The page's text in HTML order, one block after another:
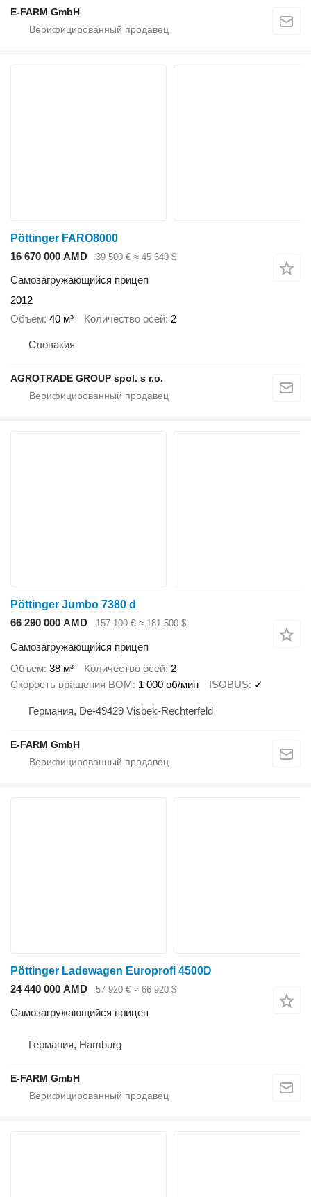
E-FARM GmbH
Pöttinger FARO8000
16 670 000 AMD
39 500 € ≈ 45 640 $
Самозагружающийся прицеп
2012
Объем 40 м³ Количество осей 2
Словакия
AGROTRADE GROUP spol. s r.o.
Pöttinger Jumbo 7380 d
66 290 000 AMD
157 100 € ≈ 181 500 $
Самозагружающийся прицеп
Объем 38 м³ Количество осей 2
Скорость вращения ВОМ 1 000 об/мин ISOBUS ✓
Германия, De-49429 Visbek-Rechterfeld
E-FARM GmbH
Pöttinger Ladewagen Europrofi 4500D
24 440 000 AMD
57 920 € ≈ 66 920 $
Самозагружающийся прицеп
Германия, Hamburg
E-FARM GmbH